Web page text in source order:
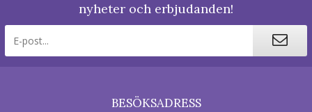
nyheter och erbjudanden!
BESÖKSADRESS